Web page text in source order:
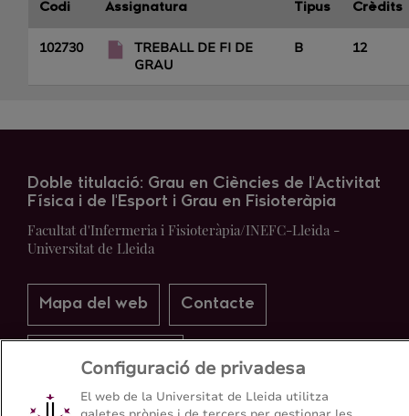
Codi Assignatura Tipus Crèdits
102730
TREBALL DE FI DE
GRAU
B 12
Doble titulació: Grau en Ciències de l'Activitat
Física i de l'Esport i Grau en Fisioteràpia
Facultat d'Infermeria i Fisioteràpia/INEFC-Lleida -
Universitat de Lleida
Mapa del web Contacte
Configuració de privadesa
El web de la Universitat de Lleida utilitza